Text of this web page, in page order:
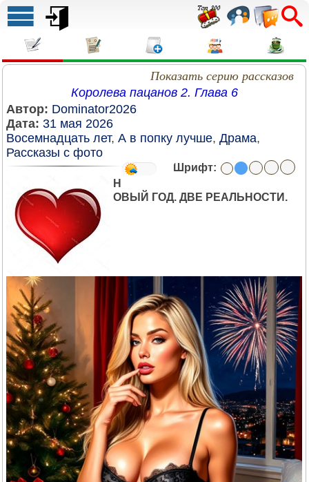
Показать серию рассказов
Королева пацанов 2. Глава 6
Автор: Dominator2026
Дата: 31 мая 2026
Восемнадцать лет, А в попку лучше, Драма,
Рассказы с фото
Шрифт:
Н
ОВЫЙ ГОД. ДВЕ РЕАЛЬНОСТИ.